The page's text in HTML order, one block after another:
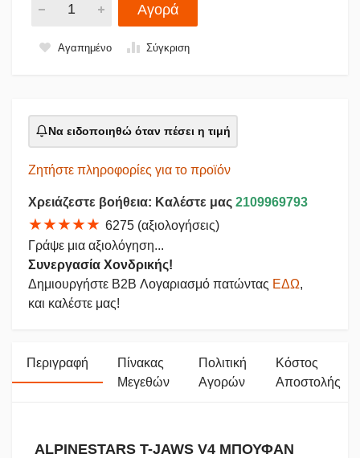
Αγορά
Αγαπημένο Σύγκριση
Να ειδοποιηθώ όταν πέσει η τιμή
Ζητήστε πληροφορίες για το προϊόν
Χρειάζεστε βοήθεια: Καλέστε μας 2109969793
★★★★★ 6275 (αξιολογήσεις)
Γράψε μια αξιολόγηση...
Συνεργασία Χονδρικής!
Δημιουργήστε B2B Λογαριασμό πατώντας ΕΔΩ,
και καλέστε μας!
Περιγραφή
Πίνακας
Μεγεθών
Πολιτική
Αγορών
Κόστος
Αποστολής
ALPINESTARS T-JAWS V4 ΜΠΟΥΦΑΝ